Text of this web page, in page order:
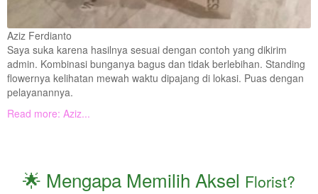
Aziz Ferdianto
Saya suka karena hasilnya sesuai dengan contoh yang dikirim
admin. Kombinasi bunganya bagus dan tidak berlebihan. Standing
flowernya kelihatan mewah waktu dipajang di lokasi. Puas dengan
pelayanannya.
Read more: Aziz...
🌟 Mengapa Memilih Aksel Florist?